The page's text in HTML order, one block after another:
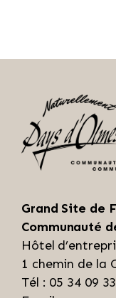
Grand Site de
Communauté
Hôtel
1 chemin de la
Tél : 05 34 09